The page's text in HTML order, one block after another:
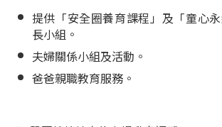
提供「安全圈養育課程」及「童心
長小組。
夫婦關係小組及活動。
爸爸親職教育服務。